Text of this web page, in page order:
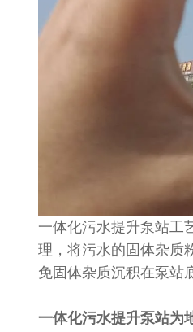
一体化污水提升泵站工
理，将污水的固体杂质
免固体杂质沉积在泵站
一体化污水提升泵站为